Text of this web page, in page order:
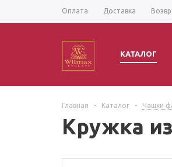
Оплата Доставка
КАТАЛОГ
Главная - Каталог - Чашки
Кружка